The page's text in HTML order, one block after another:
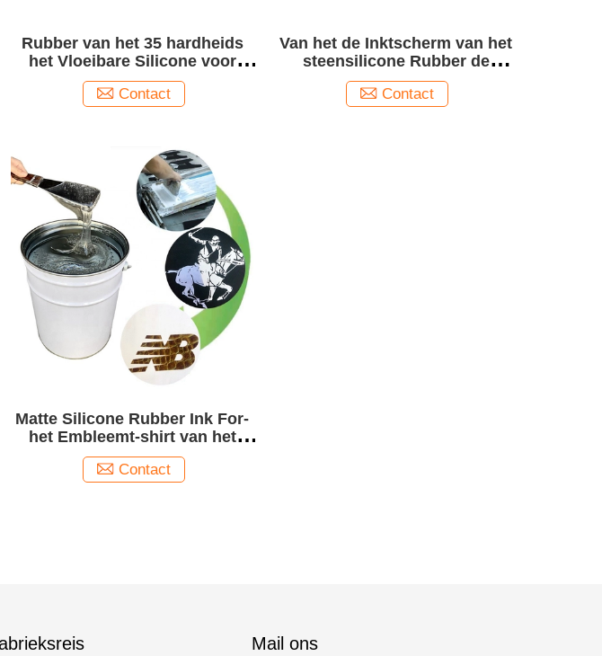
Rubber van het 35 hardheids
het Vloeibare Silicone voor
Vorm die Viscositeit 12000
maken
Contact
Van het de Inktscherm van het
steensilicone Rubber de
Druk5.2mpa Treksterkte
Contact
Matte Silicone Rubber Ink For-
het Embleemt-shirt van het
Polyester Synthetische
Kledingstuk
Contact
Mail ons